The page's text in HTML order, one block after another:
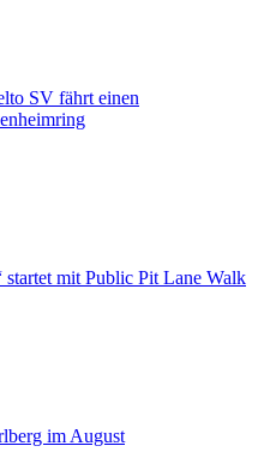
SV fährt einen
startet mit Public Pit Lane Walk
im August